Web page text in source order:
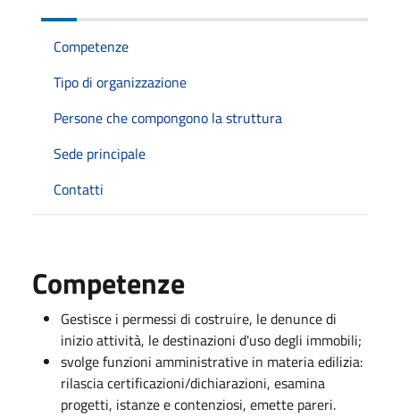
Competenze
Tipo di organizzazione
Persone che compongono la struttura
Sede principale
Contatti
Competenze
Gestisce i permessi di costruire, le denunce di
inizio attività, le destinazioni d'uso degli immobili;
svolge funzioni amministrative in materia edilizia:
rilascia certificazioni/dichiarazioni, esamina
progetti, istanze e contenziosi, emette pareri.